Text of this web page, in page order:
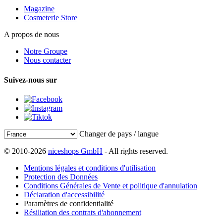
Magazine
Cosmeterie Store
A propos de nous
Notre Groupe
Nous contacter
Suivez-nous sur
Changer de pays / langue
© 2010-2026 niceshops GmbH - All rights reserved.
Mentions légales et conditions d'utilisation
Protection des Données
Conditions Générales de Vente et politique d'annulation
Déclaration d'accessibilité
Paramètres de confidentialité
Résiliation des contrats d'abonnement